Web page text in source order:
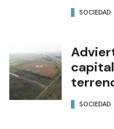
SOCIEDAD
SOCIEDAD